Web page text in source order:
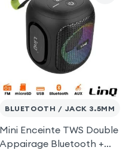
BLUETOOTH / JACK 3.5MM
Mini Enceinte TWS Double
Appairage Bluetooth +